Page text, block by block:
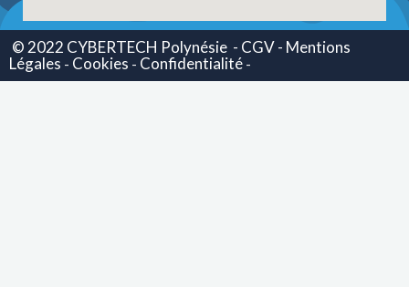
© 2022 CYBERTECH Polynésie - CGV - Mentions
Légales - Cookies - Confidentialité -